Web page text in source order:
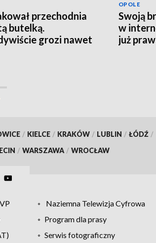
przechodnia
butelką.
grozi nawet
OPOLE
Swoją
w
już
/ KIELCE / KRAKÓW / LUBLIN / ŁÓDŹ /
/ WARSZAWA / WROCŁAW
Naziemna Telewizja Cyfrowa
Program dla prasy
Serwis fotograficzny